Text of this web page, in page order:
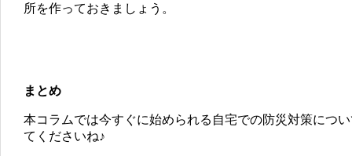
所を作っておきましょう。
まとめ
本コラムでは今すぐに始められる自宅での防災対策につ
てくださいね♪